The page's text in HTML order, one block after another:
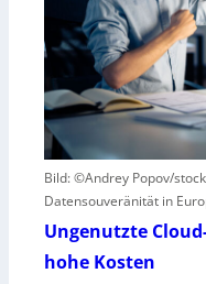
t
i
k
g
e
r
ü
n
d
t
z
e
r
B
l
c
k
a
u
C
Bild: ©Andrey Popov/
Datensouveränität in
Ungenutzte
hohe Kosten